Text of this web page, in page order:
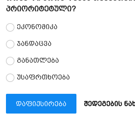
პრიორიტეტული?
ეკონომიკა
ჯანდაცვა
განათლება
უსაფრთხოება
დაფიქსირება შედეგების